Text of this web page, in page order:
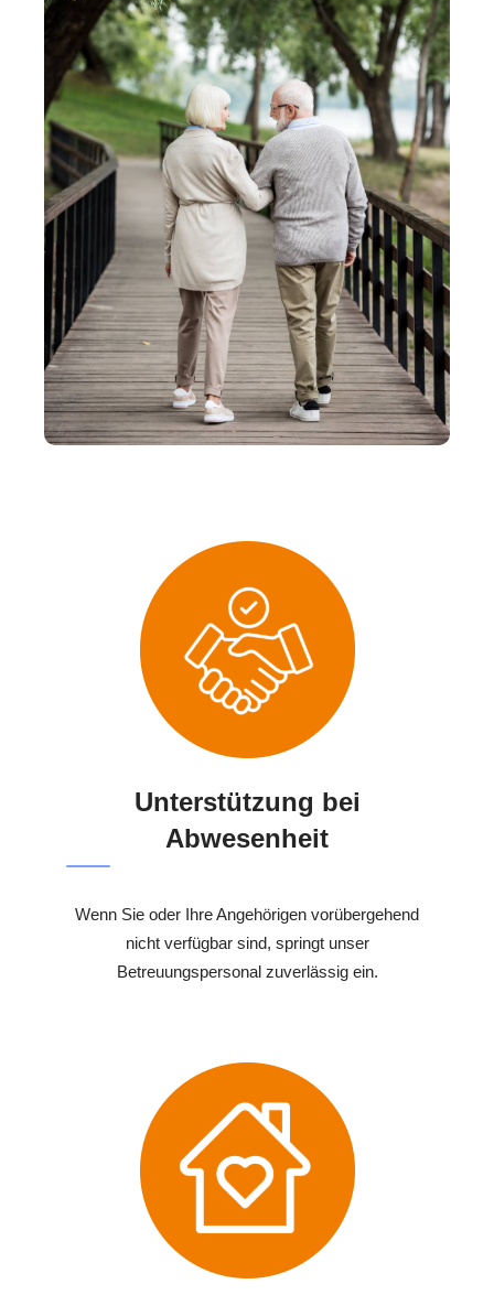
Unterstützung bei
Abwesenheit
Wenn Sie oder Ihre Angehörigen vorübergehend
nicht verfügbar sind, springt unser
Betreuungspersonal zuverlässig ein.